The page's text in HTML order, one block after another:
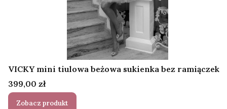
VICKY mini tiulowa beżowa sukienka bez ramiączek
Cena
399,00 zł
Zobacz produkt